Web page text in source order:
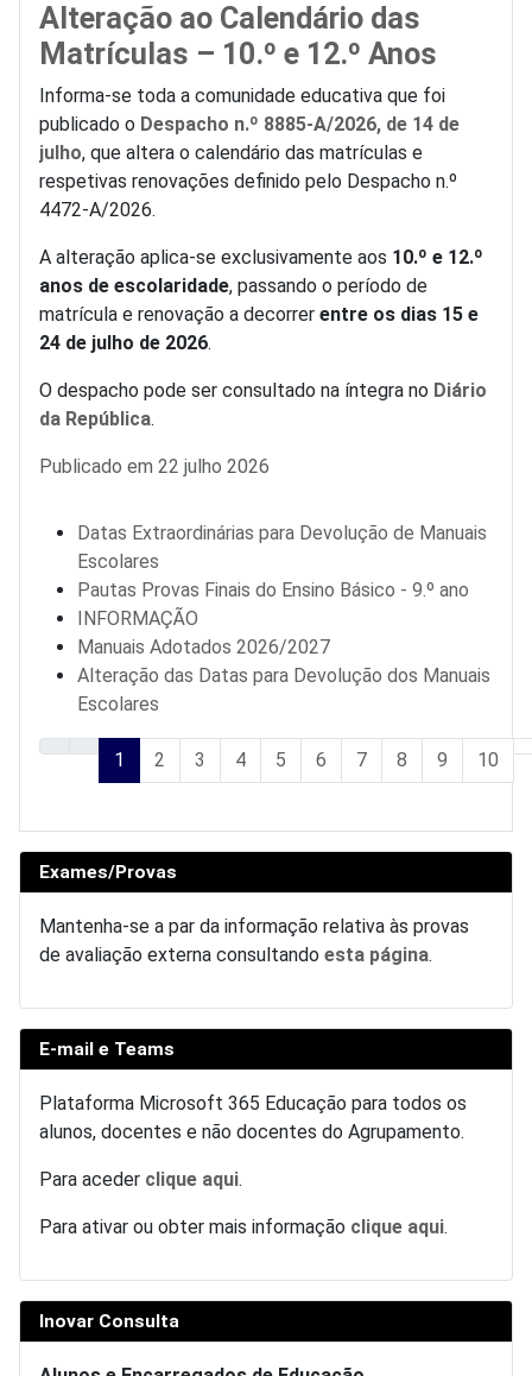
Alteração ao Calendário das
Matrículas – 10.º e 12.º Anos
Informa-se toda a comunidade educativa que foi
publicado o Despacho n.º 8885-A/2026, de 14 de
julho, que altera o calendário das matrículas e
respetivas renovações definido pelo Despacho n.º
4472-A/2026.
A alteração aplica-se exclusivamente aos 10.º e 12.º
anos de escolaridade, passando o período de
matrícula e renovação a decorrer entre os dias 15 e
24 de julho de 2026.
O despacho pode ser consultado na íntegra no Diário
da República.
Detalhes
Publicado em 22 julho 2026
Datas Extraordinárias para Devolução de Manuais
Escolares
Pautas Provas Finais do Ensino Básico - 9.º ano
INFORMAÇÃO
Manuais Adotados 2026/2027
Alteração das Datas para Devolução dos Manuais
Escolares
Pág. 1 de 51
1 2 3 4 5 6 7 8 9 10
Exames/Provas
Mantenha-se a par da informação relativa às provas
de avaliação externa consultando esta página.
E-mail e Teams
Plataforma Microsoft 365 Educação para todos os
alunos, docentes e não docentes do Agrupamento.
Para aceder clique aqui.
Para ativar ou obter mais informação clique aqui.
Inovar Consulta